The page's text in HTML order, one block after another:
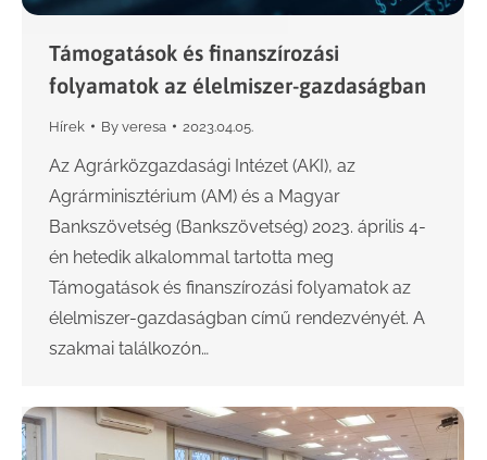
Támogatások és finanszírozási
folyamatok az élelmiszer-gazdaságban
Hírek By veresa 2023.04.05.
Az Agrárközgazdasági Intézet (AKI), az
Agrárminisztérium (AM) és a Magyar
Bankszövetség (Bankszövetség) 2023. április 4-
én hetedik alkalommal tartotta meg
Támogatások és finanszírozási folyamatok az
élelmiszer-gazdaságban című rendezvényét. A
szakmai találkozón…